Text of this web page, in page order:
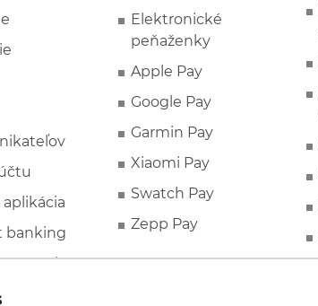
banking
ponuky
Elektronické
peňaženky
Apple Pay
Google Pay
Garmin Pay
Xiaomi Pay
Swatch Pay
Zepp Pay